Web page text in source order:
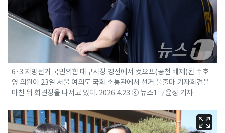
6·3 지방선거 국민의힘 대구시장 경선에서 컷오프(공천 배제)된 주호
영 의원이 23일 서울 여의도 국회 소통관에서 선거 불출마 기자회견을
마친 뒤 회견장을 나서고 있다. 2026.4.23 ⓒ 뉴스1 구윤성 기자